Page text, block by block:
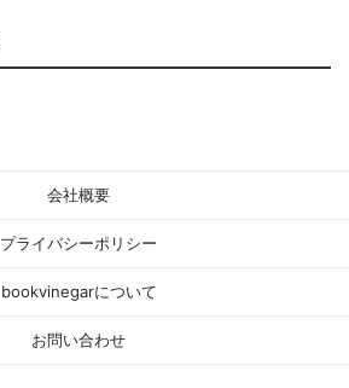
会社概要
プライバシーポリシー
bookvinegarについて
お問い合わせ